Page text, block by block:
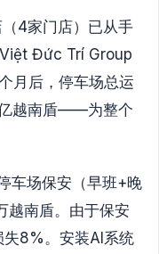
4家门店）已从手
Đức Trí Group
月后，停车场总运
亿越南盾——为整个
车场保安（早班+晚
越南盾。由于保安
失8%。安装AI系统